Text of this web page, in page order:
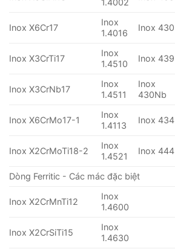
1.4002
Inox X6Cr17
Inox
1.4016
Inox 430
Inox X3CrTi17
Inox
1.4510
Inox 439
Inox X3CrNb17
Inox
1.4511
Inox
430Nb
Inox X6CrMo17-1
Inox
1.4113
Inox 434
Inox X2CrMoTi18-2
Inox
1.4521
Inox 444
Dòng Ferritic - Các mác đặc biệt
Inox X2CrMnTi12
Inox
1.4600
Inox X2CrSiTi15
Inox
1.4630